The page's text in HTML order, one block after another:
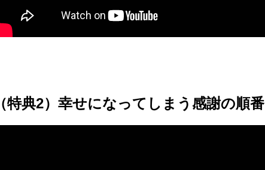
（特典2）幸せになってしまう感謝の順番